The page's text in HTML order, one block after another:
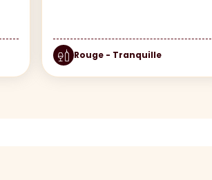
Rouge - Tranquille